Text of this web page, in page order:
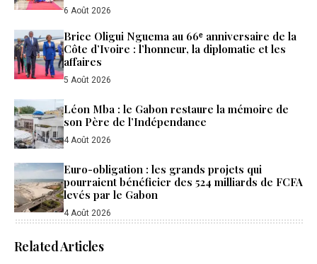
6 Août 2026
Brice Oligui Nguema au 66ᵉ anniversaire de la
Côte d’Ivoire : l’honneur, la diplomatie et les
affaires
5 Août 2026
Léon Mba : le Gabon restaure la mémoire de
son Père de l’Indépendance
4 Août 2026
Euro-obligation : les grands projets qui
pourraient bénéficier des 524 milliards de FCFA
levés par le Gabon
4 Août 2026
Related Articles